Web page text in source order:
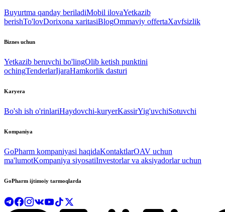
Buyurtma qanday beriladiMobil ilovaYetkazib
berishTo'lovDorixona xaritasiBlogOmmaviy offertaXavfsizlik
Biznes uchun
Yetkazib beruvchi bo'lingOlib ketish punktini
ochingTenderlarIjaraHamkorlik dasturi
Karyera
Bo'sh ish o'rinlariHaydovchi-kuryerKassirYig'uvchiSotuvchi
Kompaniya
GoPharm kompaniyasi haqidaKontaktlarOAV uchun
ma'lumotKompaniya siyosatiInvestorlar va aksiyadorlar uchun
GoPharm ijtimoiy tarmoqlarda